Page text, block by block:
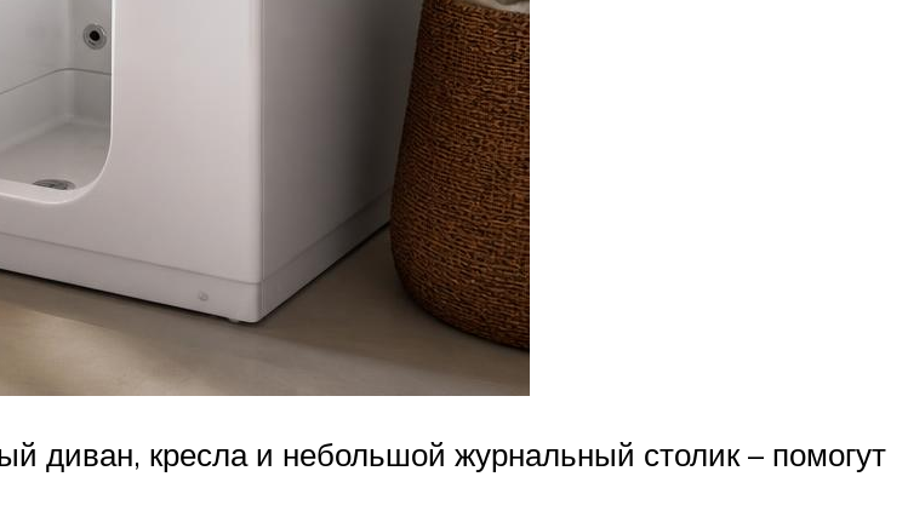
диван, кресла и небольшой журнальный столик – помогут